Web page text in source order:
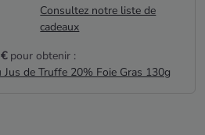
Consultez notre liste de
cadeaux
pour obtenir :
Jus de Truffe 20% Foie Gras 130g